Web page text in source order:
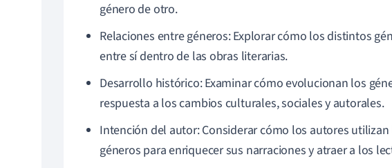
género de otro.
Relaciones entre géneros: Explorar cómo los distintos
entre sí dentro de las obras literarias.
Desarrollo histórico: Examinar cómo evolucionan los
respuesta a los cambios culturales, sociales y autorales.
Intención del autor: Considerar cómo los autores
géneros para enriquecer sus narraciones y atraer a los